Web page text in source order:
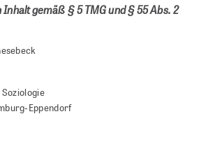
gemäß § 5 TMG und § 55 Abs. 2
Eppendorf